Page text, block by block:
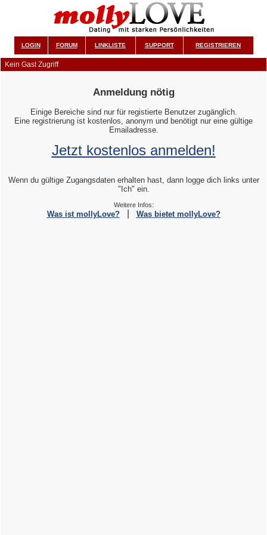
LOGIN FORUM LINKLISTE SUPPORT REGISTRIEREN
Kein Gast Zugriff
Anmeldung nötig
Einige Bereiche sind nur für registierte Benutzer zugänglich.
Eine registrierung ist kostenlos, anonym und benötigt nur eine gültige
Emailadresse.
Jetzt kostenlos anmelden!
Wenn du gültige Zugangsdaten erhalten hast, dann logge dich links unter
"Ich" ein.
Weitere Infos:
Was ist mollyLove?| Was bietet mollyLove?